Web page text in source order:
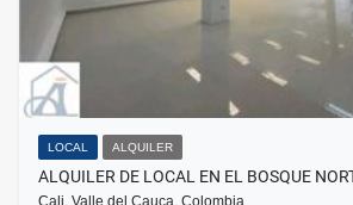
LOCAL ALQUILER
ALQUILER DE LOCAL EN EL BOSQUE
Cali, Valle del Cauca, Colombia